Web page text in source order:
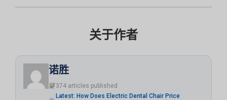
关于作者
诺胜
374 articles published
Latest: How Does Electric Dental Chair Price